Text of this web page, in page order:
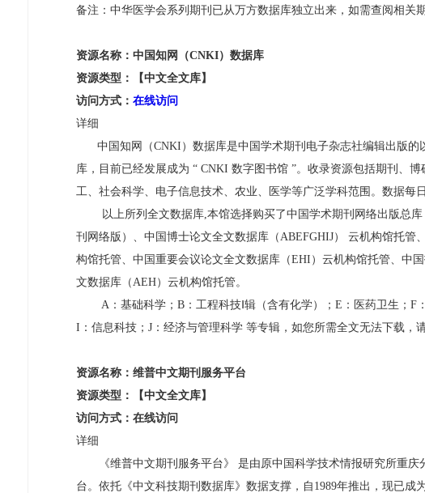
备注：中华医学会系列期刊已从万方数据库独立出来，如需查阅相关
资源名称：中国知网（CNKI）数据库
资源类型：【中文全文库】
访问方式 ： 在线访问
详细
中国知网（CNKI）数据库是中国学术期刊电子杂志社编辑出版
库，目前已经发展成为 “ CNKI 数字图书馆 ”。收录资源包括期刊、
工、社会科学、电子信息技术、农业、医学等广泛学科范围。数据每
以上所列全文数据库,本馆选择购买了中国学术期刊网络出版总
刊网络版）、中国博士论文全文数据库（ABEFGHIJ） 云机构馆托管
构馆托管、中国重要会议论文全文数据库（EHI）云机构馆托管、中
文数据库（AEH）云机构馆托管。
A：基础科学；B：工程科技Ⅰ辑（含有化学）；E：医药卫生；F
I：信息科技；J：经济与管理科学 等专辑，如您所需全文无法下载，
资源名称：维普中文期刊服务平台
资源类型：【中文全文库】
访问方式 ： 在线访问
详细
《维普中文期刊服务平台》
是由原中国科学技术情报研究所重
台。依托《中文科技期刊数据库》数据支撑，自 1989年推出，现已成